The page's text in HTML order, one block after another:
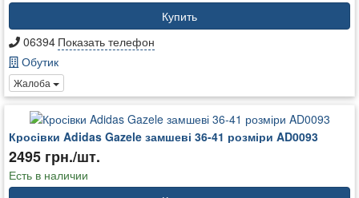
Купить
06394 Показать телефон
Обутик
Жалоба
Кросівки Adidas Gazele замшеві 36-41 розміри AD0093
2495 грн./шт.
Есть в наличии